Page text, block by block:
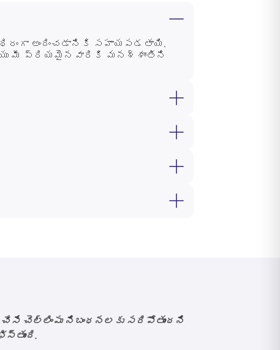
అందించడానికి సహాయపడతాయి.
మీ ప్రియమైనవారికి మనశ్శాంతిని
మనశ్శాంతిని నిలుపుకుంటుంది.
కోసం ఇవి సహాయపడతాయి.
ద్వారా రెండు వైపులా విశ్వాసాన్ని
రుణగ్రహీతలకు మద్దతు
కవరేజ్ మరియు సరసమైన
నిర్ధారిస్తాయి.
నిబంధనలకు సరిపోతుందని